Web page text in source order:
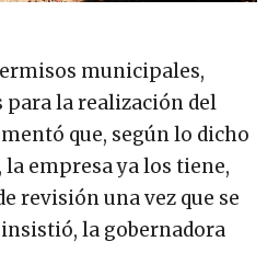
municipales,
para la realización del
que, según lo dicho
empresa ya los tiene,
revisión una vez que se
la gobernadora